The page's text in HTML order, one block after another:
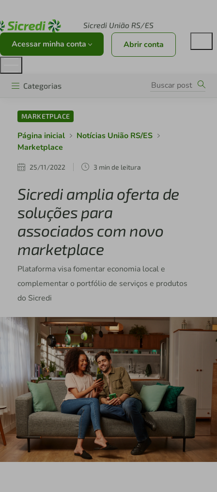
Sicredi União RS/ES
Acessar minha conta Abrir conta
Categorias
MARKETPLACE
Página inicial
Notícias União RS/ES
Marketplace
25/11/2022 3 min de leitura
Sicredi amplia oferta de
soluções para
associados com novo
marketplace
Plataforma visa fomentar economia local e
complementar o portfólio de serviços e produtos
do Sicredi